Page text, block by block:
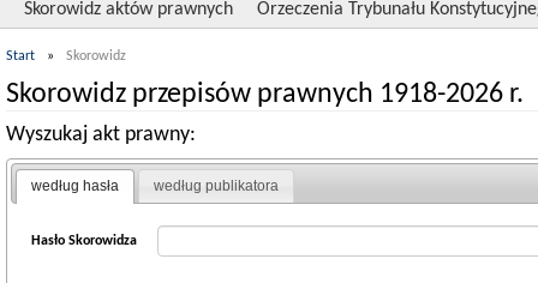
Skorowidz aktów prawnych Orzeczenia Trybunału
Start » Skorowidz
Skorowidz przepisów prawnych 1918-2026 r.
Wyszukaj akt prawny:
według hasła według publikatora
Hasło Skorowidza